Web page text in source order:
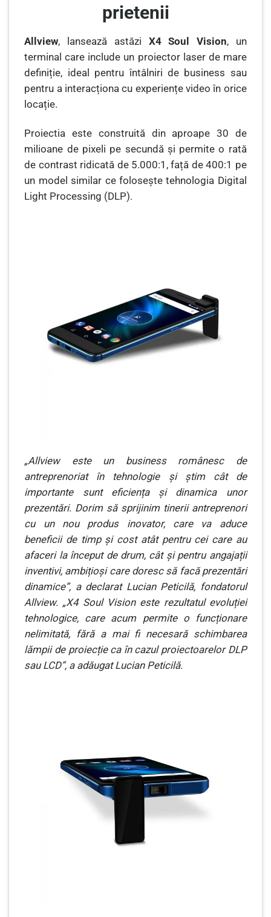
prietenii
Allview, lansează astăzi X4 Soul Vision, un
terminal care include un proiector laser de mare
definiție, ideal pentru întâlniri de business sau
pentru a interacționa cu experiențe video în orice
locație.
Proiectia este construită din aproape 30 de
milioane de pixeli pe secundă și permite o rată
de contrast ridicată de 5.000:1, față de 400:1 pe
un model similar ce folosește tehnologia Digital
Light Processing (DLP).
„Allview este un business românesc de
antreprenoriat în tehnologie și știm cât de
importante sunt eficiența și dinamica unor
prezentări. Dorim să sprijinim tinerii antreprenori
cu un nou produs inovator, care va aduce
beneficii de timp și cost atât pentru cei care au
afaceri la început de drum, cât și pentru angajații
inventivi, ambițioși care doresc să facă prezentări
dinamice”, a declarat Lucian Peticilă, fondatorul
Allview. „X4 Soul Vision este rezultatul evoluției
tehnologice, care acum permite o funcționare
nelimitată, fără a mai fi necesară schimbarea
lămpii de proiecție ca în cazul proiectoarelor DLP
sau LCD”, a adăugat Lucian Peticilă.